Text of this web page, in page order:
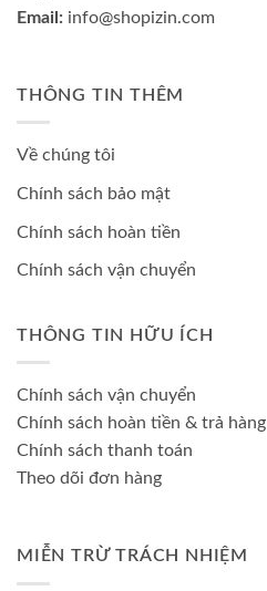
Email: info@shopizin.com
THÔNG TIN THÊM
Về chúng tôi
Chính sách bảo mật
Chính sách hoàn tiền
Chính sách vận chuyển
THÔNG TIN HỮU ÍCH
Chính sách vận chuyển
Chính sách hoàn tiền & trả hàng
Chính sách thanh toán
Theo dõi đơn hàng
MIỄN TRỪ TRÁCH NHIỆM